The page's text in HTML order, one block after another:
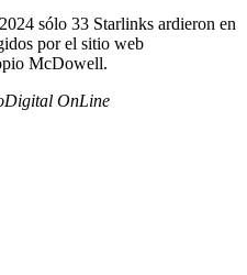
sólo 33 Starlinks ardieron en
por el sitio web
McDowell.
OnLine